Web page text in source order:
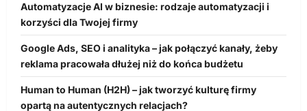
Automatyzacje AI w biznesie: rodzaje automatyzacji i
korzyści dla Twojej firmy
Google Ads, SEO i analityka – jak połączyć kanały, żeby
reklama pracowała dłużej niż do końca budżetu
Human to Human (H2H) – jak tworzyć kulturę firmy
opartą na autentycznych relacjach?